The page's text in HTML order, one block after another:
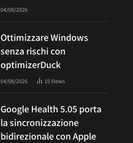
04/08/2026
Ottimizzare Windows
senza rischi con
optimizerDuck
04/08/2026 15Views
Google Health 5.05 porta
la sincronizzazione
bidirezionale con Apple